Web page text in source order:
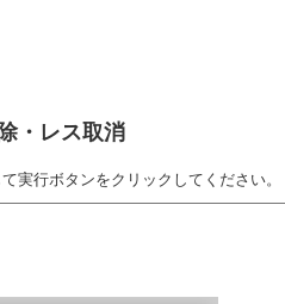
・レス取消
実行ボタンをクリックしてください。